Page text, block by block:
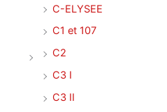
C-ELYSEE
C1 et 107
C2
C3 I
C3 II